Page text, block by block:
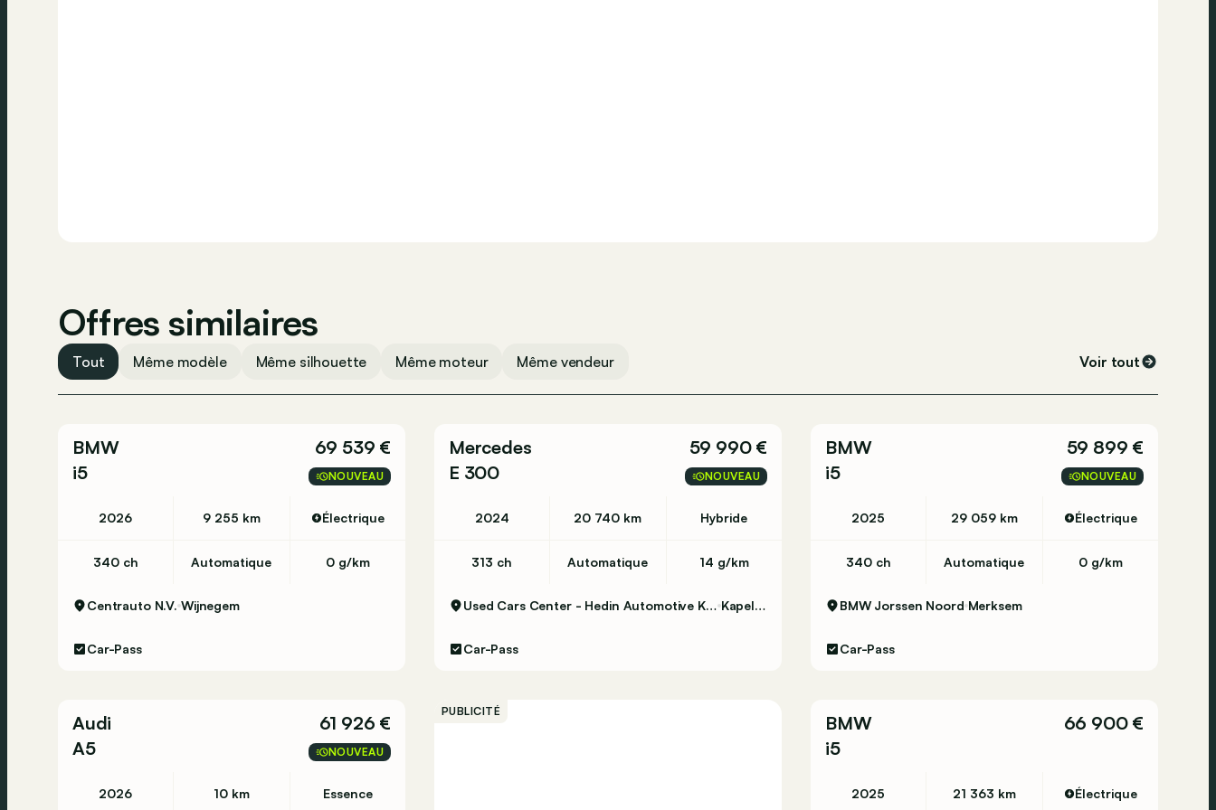
Offres similaires
Tout Même modèle Même silhouette Même moteur Même vendeur Voir tout
BMW
i5
69 539 €
NOUVEAU
2026 9 255 km Électrique
340 ch Automatique 0 g/km
Centrauto N.V. Wijnegem
Car-Pass
Mercedes
E 300
59 990 €
NOUVEAU
2024 20 740 km Hybride
313 ch Automatique 14 g/km
Used Cars Center - Hedin Automotive Kapellen Kapellen
Car-Pass
BMW
i5
59 899 €
NOUVEAU
2025 29 059 km Électrique
340 ch Automatique 0 g/km
BMW Jorssen Noord Merksem
Car-Pass
Audi
A5
61 926 €
NOUVEAU
2026 10 km Essence
PUBLICITÉ
BMW
i5
66 900 €
2025 21 363 km Électrique